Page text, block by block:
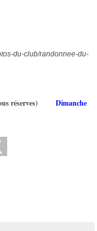
du-club/randonnee-du-
réserves)
Dimanche